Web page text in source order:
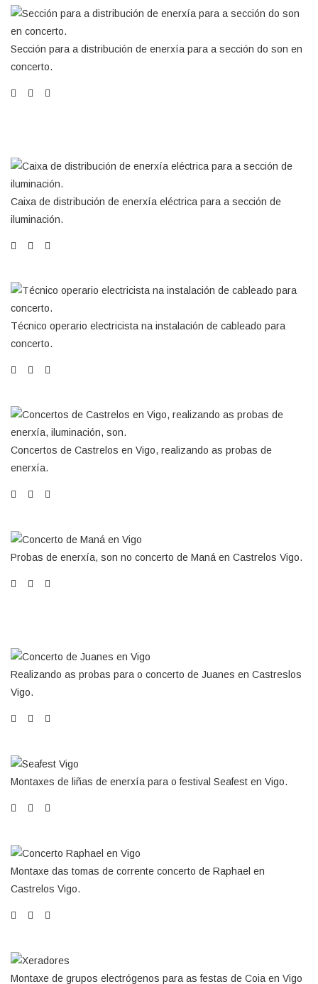
Sección para a distribución de enerxía para a sección do son en
concerto.
Caixa de distribución de enerxía eléctrica para a sección de
iluminación.
Técnico operario electricista na instalación de cableado para
concerto.
Concertos de Castrelos en Vigo, realizando as probas de
enerxía.
Probas de enerxía, son no concerto de Maná en Castrelos Vigo.
Realizando as probas para o concerto de Juanes en Castreslos
Vigo.
Montaxes de liñas de enerxía para o festival Seafest en Vigo.
Montaxe das tomas de corrente concerto de Raphael en
Castrelos Vigo.
Montaxe de grupos electrógenos para as festas de Coia en Vigo